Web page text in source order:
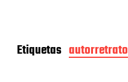
Etiquetas autorretrato